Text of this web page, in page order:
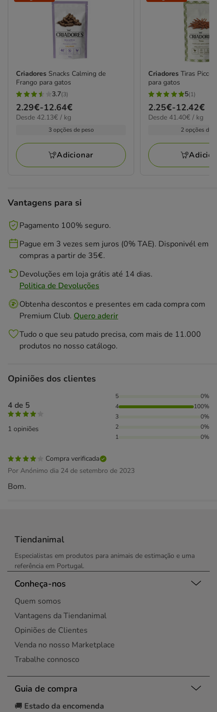
Criadores Snacks Calming de
Frango para gatos
3.7
estrelas
com
avaliações
3.7(3)
Preço
de
12.64€
2.29€-12.64€
42.13€
Desde 42.13€ / kg
3 opções de peso
Adicionar
CriadoresTiras
para gatos
5
estrelas
com
avaliações
5(1)
Preço
de
12.42€
2.25€-12.42€
41.40€
Desde 41.40€ / kg
2 opções de
Vantagens para si
Pagamento 100% seguro.
Pague em 3 vezes sem juros (0% TAE). Disponivél em
compras a partir de 35€.
Devoluções em loja grátis até 14 dias.
Politica de Devoluções
Obtenha descontos e presentes em cada compra com
Premium Club. Quero aderir
Tudo o que seu patudo precisa, com mais de 11.000
produtos no nosso catálogo.
Opiniões dos clientes
4 de 5
1 opiniões
100% das pessoas avaliaram com 4 estrelas,
5
0%
4
100%
3
0%
2
0%
1
0%
Compra verificada
Por Anónimo dia 24 de setembro de 2023
Bom.
Tiendanimal
Especialistas em produtos para animais de estimação e uma
referência em Portugal.
Conheça-nos
Quem somos
Vantagens da Tiendanimal
Opiniões de Clientes
Venda no nosso Marketplace
Trabalhe connosco
Guia de compra
🚚 Estado da encomenda